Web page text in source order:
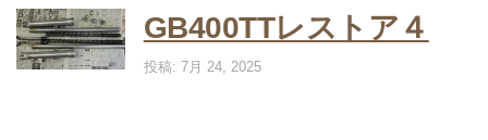
GB400TTレストア４
投稿: 7月 24, 2025